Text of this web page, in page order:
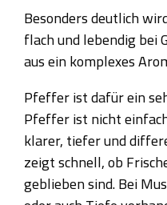
Besonders deutlich
flach und lebendig bei
aus ein komplexes
Pfeffer ist dafür ein
Pfeffer ist nicht
klarer, tiefer und
zeigt schnell, ob
geblieben sind. Bei